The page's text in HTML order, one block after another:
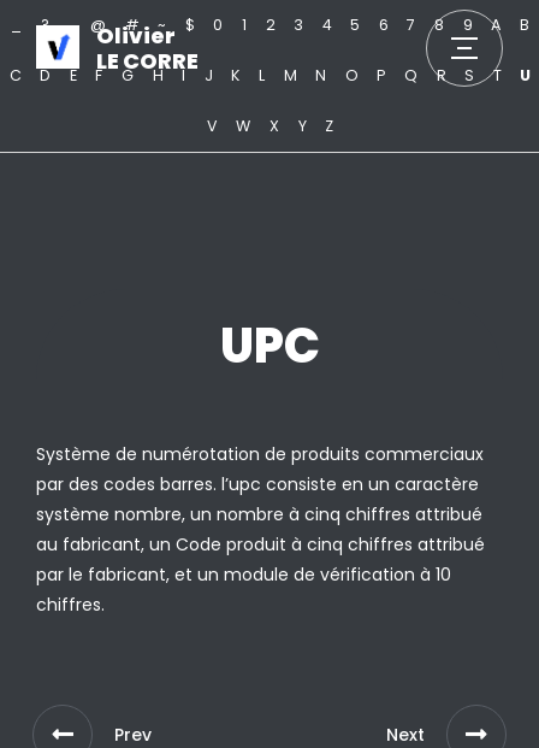
Olivier
LE CORRE
? . @ # ~ $ 0 1 2 3 4 5 6 7 8 9 A B
C D E F G H I J K L M N O P Q R S T U
V W X Y Z
UPC
Système de numérotation de produits commerciaux
par des codes barres. l’upc consiste en un caractère
système nombre, un nombre à cinq chiffres attribué
au fabricant, un Code produit à cinq chiffres attribué
par le fabricant, et un module de vérification à 10
chiffres.
Prev Next